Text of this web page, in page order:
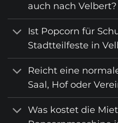
auch nach Velbert?
Ist Popcorn für
Stadtteilfeste in
Reicht eine
Saal, Hof oder
Was kostet die